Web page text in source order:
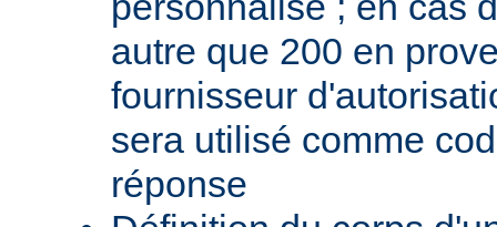
autre que 200 en
fournisseur
sera utilisé comme
réponse